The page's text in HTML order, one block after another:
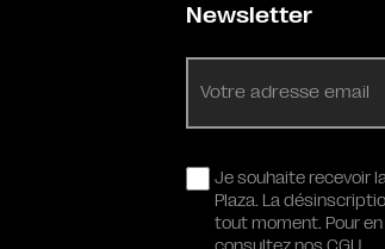
Newsletter
mail
RGPDJe souhaite recevoir
Plaza. La
tout moment. Pour
consultez nos CGU.